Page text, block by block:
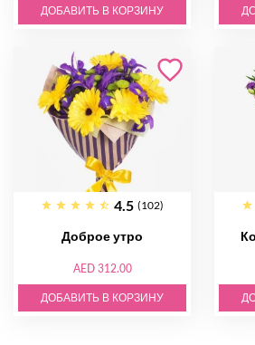
ДОБАВИТЬ В КОРЗИНУ
4.5 (102)
Доброе утро
AED 312.00
ДОБАВИТЬ В КОРЗИНУ